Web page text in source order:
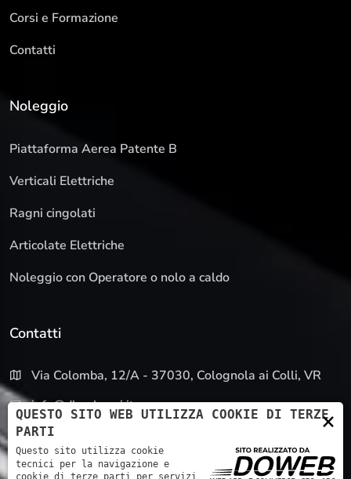
Corsi e Formazione
Contatti
Noleggio
Piattaforma Aerea Patente B
Verticali Elettriche
Ragni cingolati
Articolate Elettriche
Noleggio con Operatore o nolo a caldo
Contatti
Via Colomba, 12/A - 37030, Colognola ai Colli, VR
info@dbnoleggi.it
045 4501077
×
QUESTO SITO WEB UTILIZZA COOKIE DI TERZE
PARTI
Questo sito utilizza cookie
tecnici per la navigazione e
cookie di terze parti per servizi